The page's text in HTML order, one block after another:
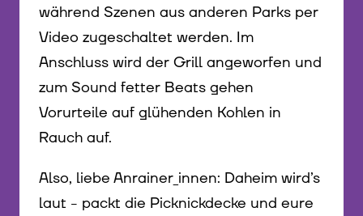
während Szenen aus anderen Parks per
Video zugeschaltet werden. Im
Anschluss wird der Grill angeworfen und
zum Sound fetter Beats gehen
Vorurteile auf glühenden Kohlen in
Rauch auf.
Also, liebe Anrainer_innen: Daheim wird’s
laut - packt die Picknickdecke und eure